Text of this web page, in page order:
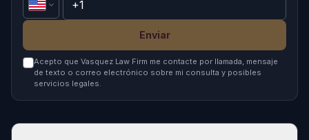
Enviar
Acepto que Vasquez Law Firm me contacte por llamada, mensaje
de texto o correo electrónico sobre mi consulta y posibles
servicios legales.